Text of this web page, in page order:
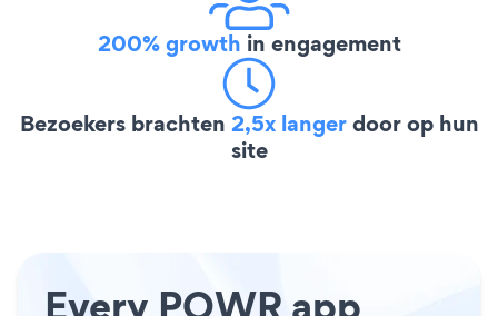
200% growth in engagement
Bezoekers brachten 2,5x langerdoor op hun
site